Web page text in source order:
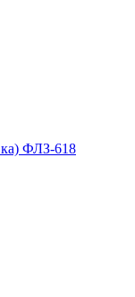
ФЛЗ-618